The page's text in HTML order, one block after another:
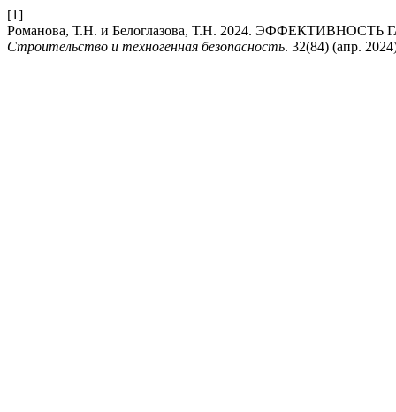
[1]
Романова, Т.Н. и Белоглазова, Т.Н. 2024.
Строительство и техногенная безопасность. 32(84) (апр.